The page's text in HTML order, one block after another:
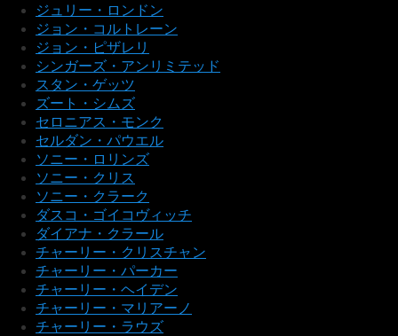
ジュリー・ロンドン
ジョン・コルトレーン
ジョン・ピザレリ
シンガーズ・アンリミテッド
スタン・ゲッツ
ズート・シムズ
セロニアス・モンク
セルダン・パウエル
ソニー・ロリンズ
ソニー・クリス
ソニー・クラーク
ダスコ・ゴイコヴィッチ
ダイアナ・クラール
チャーリー・クリスチャン
チャーリー・パーカー
チャーリー・ヘイデン
チャーリー・マリアーノ
チャーリー・ラウズ